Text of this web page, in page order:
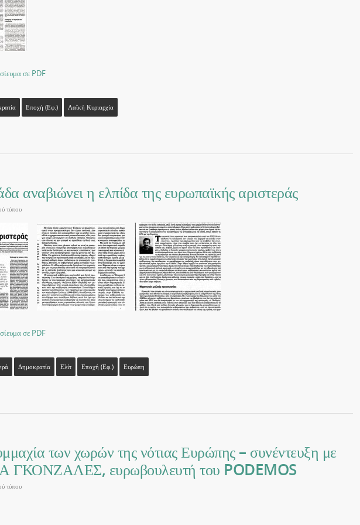
σε PDF
Εποχή (εφ.) Λαϊκή Κυριαρχία
αναβιώνει η ελπίδα της ευρωπαϊκής αριστεράς
τύπου
σε PDF
Δημοκρατία Ελίτ Εποχή (εφ.) Ευρώπη
των χωρών της νότιας Ευρώπης – συνέντευξη με
ΓΚΟΝΖΑΛΕΣ, ευρωβουλευτή του PODEMOS
τύπου